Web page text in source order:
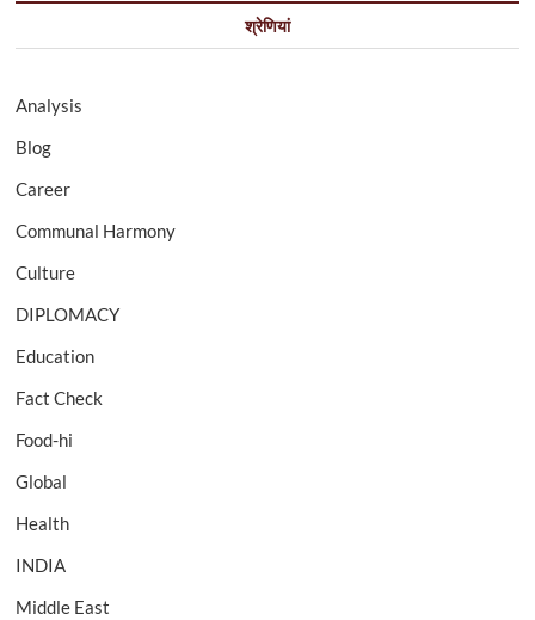
श्रेणियां
Analysis
Blog
Career
Communal Harmony
Culture
DIPLOMACY
Education
Fact Check
Food-hi
Global
Health
INDIA
Middle East